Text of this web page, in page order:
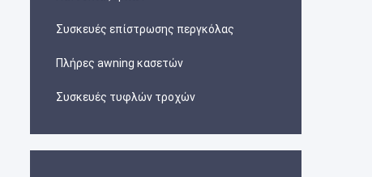
Συσκευές επίστρωσης περγκόλας
Πλήρες awning κασετών
Συσκευές τυφλών τροχών